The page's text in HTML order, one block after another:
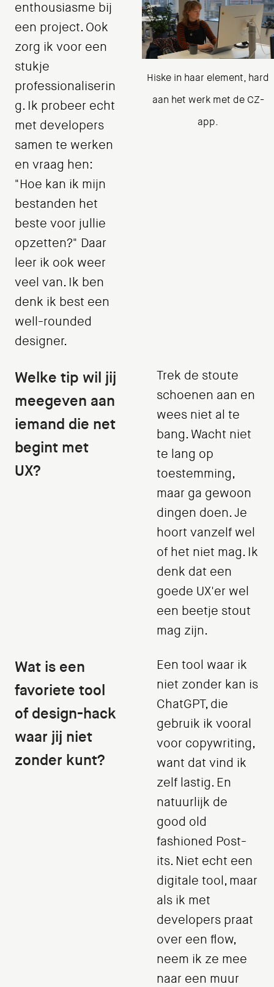
enthousiasme bij
een project. Ook
zorg ik voor een
stukje
professionaliserin
g. Ik probeer echt
met developers
samen te werken
en vraag hen:
"Hoe kan ik mijn
bestanden het
beste voor jullie
opzetten?" Daar
leer ik ook weer
veel van. Ik ben
denk ik best een
well-rounded
designer.
Hiske in haar element, hard
aan het werk met de CZ-
app.
Welke tip wil jij
meegeven aan
iemand die net
begint met
UX?
Trek de stoute
schoenen aan en
wees niet al te
bang. Wacht niet
te lang op
toestemming,
maar ga gewoon
dingen doen. Je
hoort vanzelf wel
of het niet mag. Ik
denk dat een
goede UX'er wel
een beetje stout
mag zijn.
Wat is een
favoriete tool
of design-hack
waar jij niet
zonder kunt?
Een tool waar ik
niet zonder kan is
ChatGPT, die
gebruik ik vooral
voor copywriting,
want dat vind ik
zelf lastig. En
natuurlijk de
good old
fashioned Post-
its. Niet echt een
digitale tool, maar
als ik met
developers praat
over een flow,
neem ik ze mee
naar een muur